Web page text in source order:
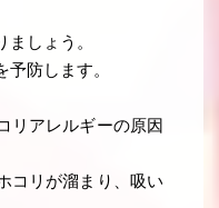
しょう。
防します。
リアレルギーの原因
コリが溜まり、吸い